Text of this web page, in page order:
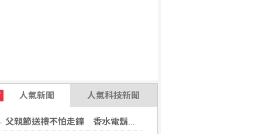
人氣新聞 人氣科技新聞
父親節送禮不怕走鐘 香水電鬍刀千年不敗